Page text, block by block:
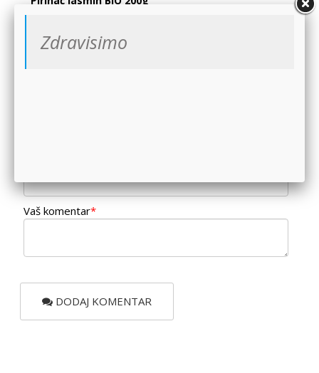
Vaš komentar*
DODAJ KOMENTAR
Zdravisimo